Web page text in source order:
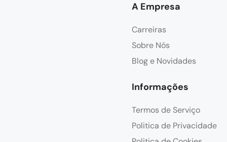
A Empresa
Carreiras
Sobre Nós
Blog e Novidades
Informações
Termos de Serviço
Politica de Privacidade